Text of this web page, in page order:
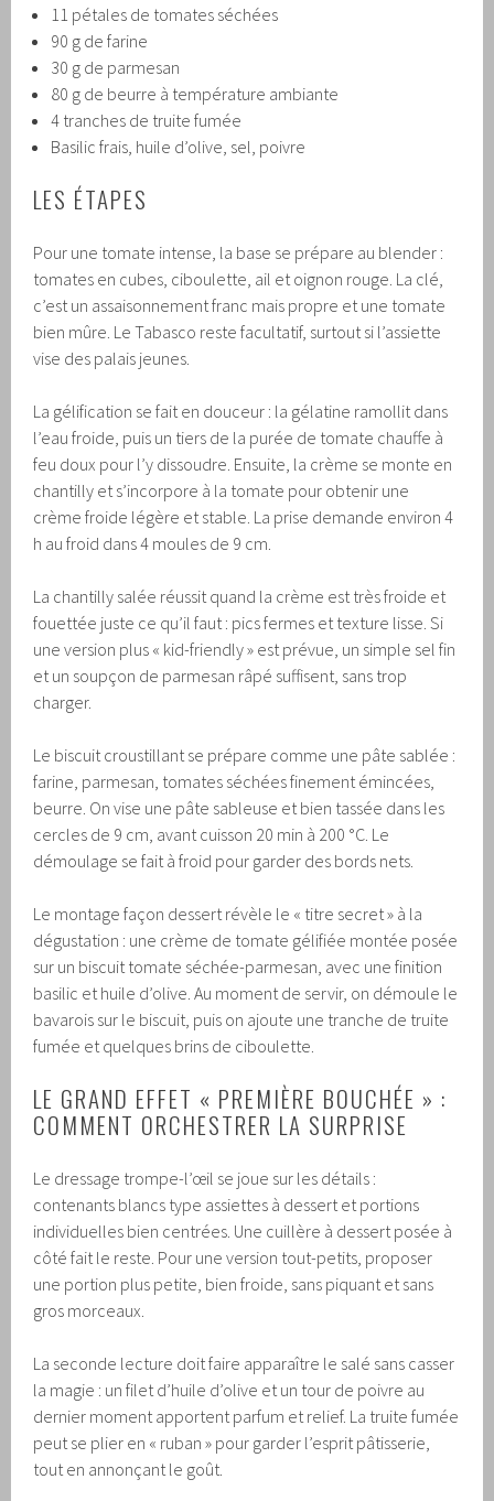
11 pétales de tomates séchées
90 g de farine
30 g de parmesan
80 g de beurre à température ambiante
4 tranches de truite fumée
Basilic frais, huile d’olive, sel, poivre
LES ÉTAPES
Pour une tomate intense, la base se prépare au blender :
tomates en cubes, ciboulette, ail et oignon rouge. La clé,
c’est un assaisonnement franc mais propre et une tomate
bien mûre. Le Tabasco reste facultatif, surtout si l’assiette
vise des palais jeunes.
La gélification se fait en douceur : la gélatine ramollit dans
l’eau froide, puis un tiers de la purée de tomate chauffe à
feu doux pour l’y dissoudre. Ensuite, la crème se monte en
chantilly et s’incorpore à la tomate pour obtenir une
crème froide légère et stable. La prise demande environ 4
h au froid dans 4 moules de 9 cm.
La chantilly salée réussit quand la crème est très froide et
fouettée juste ce qu’il faut : pics fermes et texture lisse. Si
une version plus « kid-friendly » est prévue, un simple sel fin
et un soupçon de parmesan râpé suffisent, sans trop
charger.
Le biscuit croustillant se prépare comme une pâte sablée :
farine, parmesan, tomates séchées finement émincées,
beurre. On vise une pâte sableuse et bien tassée dans les
cercles de 9 cm, avant cuisson 20 min à 200 °C. Le
démoulage se fait à froid pour garder des bords nets.
Le montage façon dessert révèle le « titre secret » à la
dégustation : une crème de tomate gélifiée montée posée
sur un biscuit tomate séchée-parmesan, avec une finition
basilic et huile d’olive. Au moment de servir, on démoule le
bavarois sur le biscuit, puis on ajoute une tranche de truite
fumée et quelques brins de ciboulette.
LE GRAND EFFET « PREMIÈRE BOUCHÉE » :
COMMENT ORCHESTRER LA SURPRISE
Le dressage trompe-l’œil se joue sur les détails :
contenants blancs type assiettes à dessert et portions
individuelles bien centrées. Une cuillère à dessert posée à
côté fait le reste. Pour une version tout-petits, proposer
une portion plus petite, bien froide, sans piquant et sans
gros morceaux.
La seconde lecture doit faire apparaître le salé sans casser
la magie : un filet d’huile d’olive et un tour de poivre au
dernier moment apportent parfum et relief. La truite fumée
peut se plier en « ruban » pour garder l’esprit pâtisserie,
tout en annonçant le goût.